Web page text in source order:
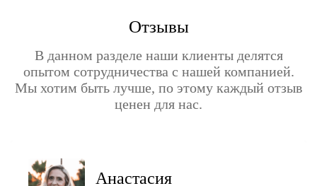
Отзывы
В данном разделе наши клиенты делятся
опытом сотрудничества с нашей компанией.
Мы хотим быть лучше, по этому каждый отзыв
ценен для нас.
Анастасия